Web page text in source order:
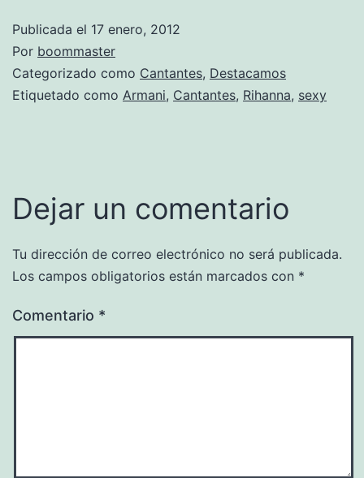
Publicada el 17 enero, 2012
Por boommaster
Categorizado como Cantantes, Destacamos
Etiquetado como Armani, Cantantes, Rihanna, sexy
Dejar un comentario
Tu dirección de correo electrónico no será publicada.
Los campos obligatorios están marcados con *
Comentario *